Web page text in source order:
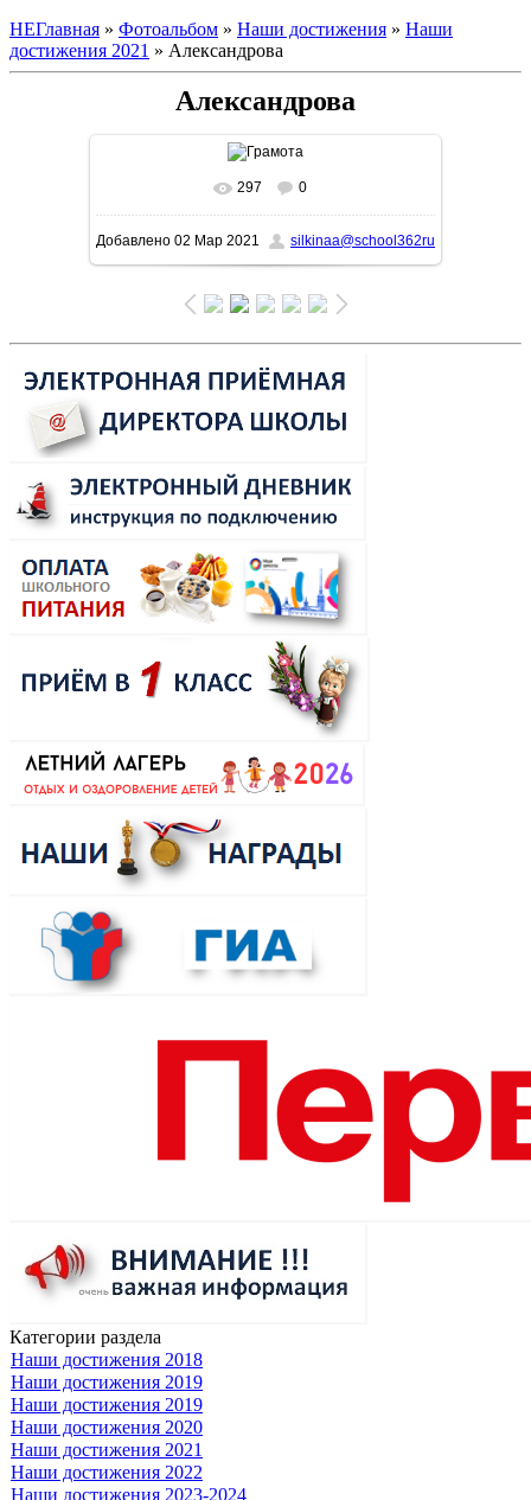
НЕГлавная » Фотоальбом » Наши достижения » Наши
достижения 2021 » Александрова
Александрова
В реальном размере 1131x1600
297 0
Добавлено 02 Мар 2021 silkinaa@school362ru
Категории раздела
Наши достижения 2018
Наши достижения 2019
Наши достижения 2019
Наши достижения 2020
Наши достижения 2021
Наши достижения 2022
Наши достижения 2023-2024